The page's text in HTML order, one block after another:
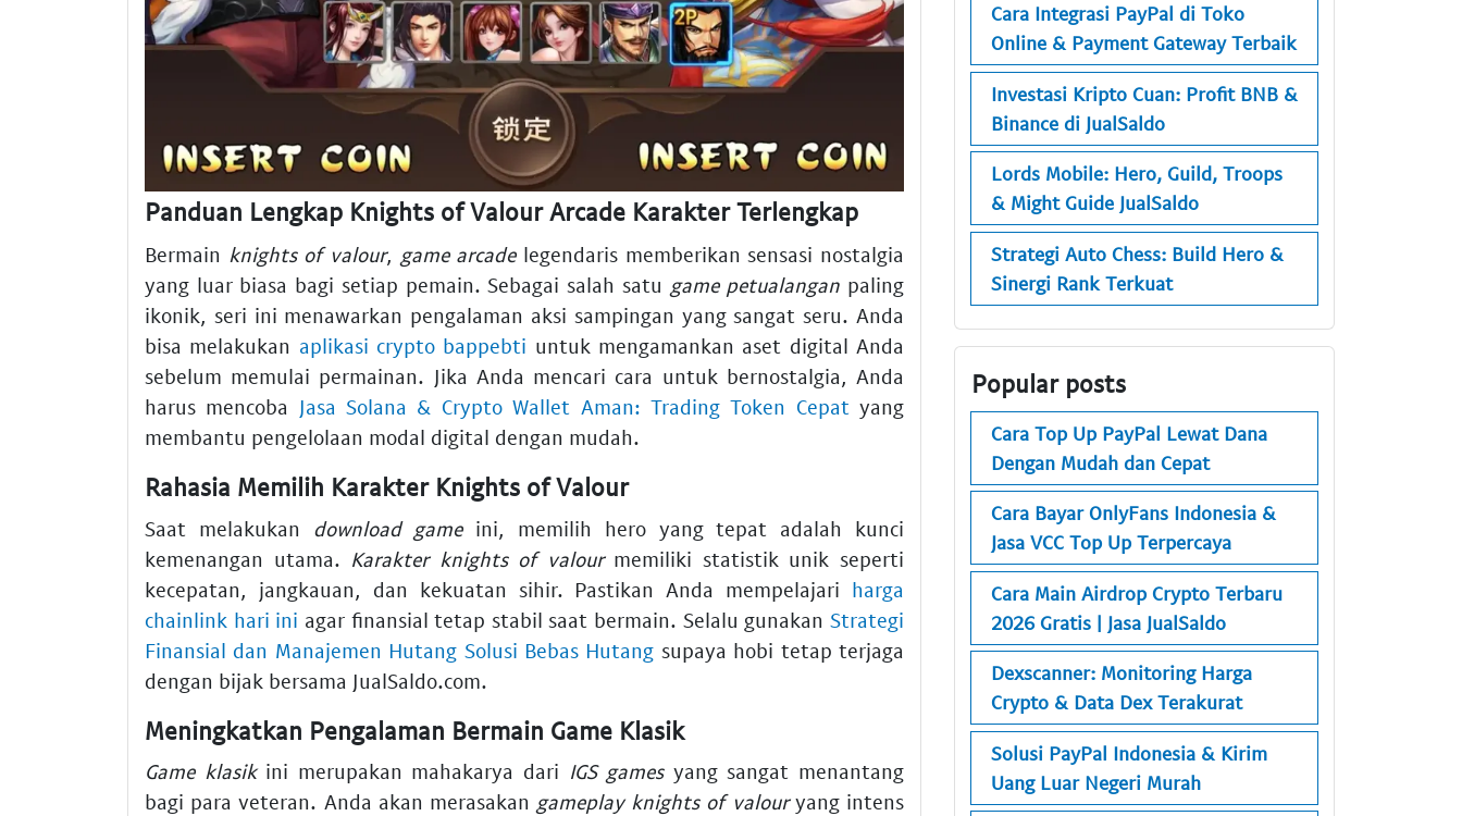
Panduan Lengkap Knights of Valour Arcade Karakter Terlengkap
Bermain knights of valour, game arcadelegendaris memberikan sensasi nostalgia
yang luar biasa bagi setiap pemain. Sebagai salah satu game petualangan paling
ikonik, seri ini menawarkan pengalaman aksi sampingan yang sangat seru. Anda
bisa melakukan aplikasi crypto bappebti untuk mengamankan aset digital Anda
sebelum memulai permainan. Jika Anda mencari cara untuk bernostalgia, Anda
harus mencoba Jasa Solana & Crypto Wallet Aman: Trading Token Cepat yang
membantu pengelolaan modal digital dengan mudah.
Rahasia Memilih Karakter Knights of Valour
Saat melakukan download gameini, memilih hero yang tepat adalah kunci
kemenangan utama. Karakter knights of valourmemiliki statistik unik seperti
kecepatan, jangkauan, dan kekuatan sihir. Pastikan Anda mempelajari harga
chainlink hari ini agar finansial tetap stabil saat bermain. Selalu gunakanStrategi
Finansial dan Manajemen Hutang Solusi Bebas Hutang supaya hobi tetap terjaga
dengan bijak bersama JualSaldo.com.
Meningkatkan Pengalaman Bermain Game Klasik
Game klasikini merupakan mahakarya dari IGS gamesyang sangat menantang
bagi para veteran. Anda akan merasakan gameplay knights of valouryang intens
Cara Integrasi PayPal di Toko
Online & Payment Gateway Terbaik
Investasi Kripto Cuan: Profit BNB &
Binance di JualSaldo
Lords Mobile: Hero, Guild, Troops
& Might Guide JualSaldo
Strategi Auto Chess: Build Hero &
Sinergi Rank Terkuat
Popular posts
Cara Top Up PayPal Lewat Dana
Dengan Mudah dan Cepat
Cara Bayar OnlyFans Indonesia &
Jasa VCC Top Up Terpercaya
Cara Main Airdrop Crypto Terbaru
2026 Gratis | Jasa JualSaldo
Dexscanner: Monitoring Harga
Crypto & Data Dex Terakurat
Solusi PayPal Indonesia & Kirim
Uang Luar Negeri Murah